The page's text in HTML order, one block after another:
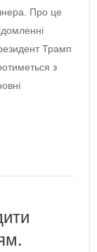
Про це
Трамп
з